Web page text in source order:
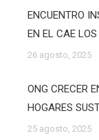
ENCUENTRO
EN EL CAE
26 agosto, 2025
ONG CRECER
HOGARES
25 agosto, 2025